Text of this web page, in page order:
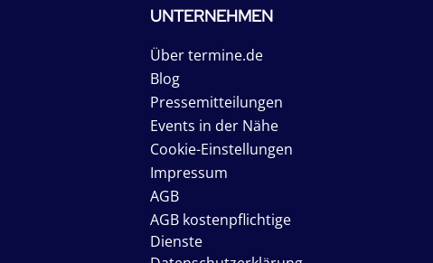
UNTERNEHMEN
Über termine.de
Blog
Pressemitteilungen
Events in der Nähe
Cookie-Einstellungen
Impressum
AGB
AGB kostenpflichtige
Dienste